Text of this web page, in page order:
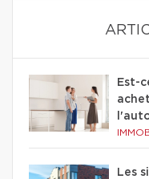
Est-
Les